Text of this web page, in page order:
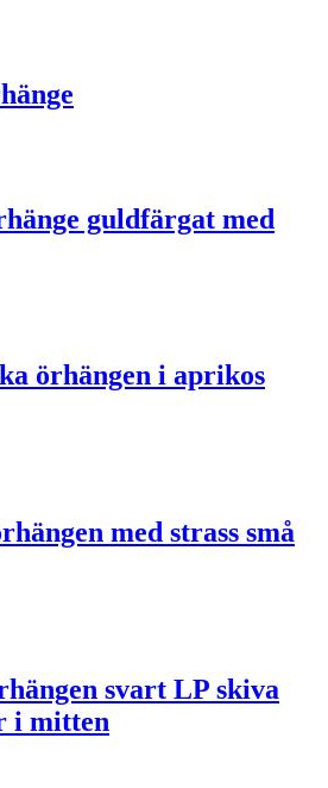
guldfärgat med
örhängen i aprikos
med strass små
svart LP skiva
i mitten